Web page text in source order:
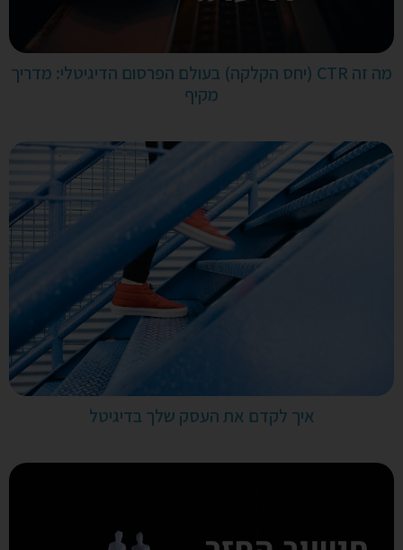
מה זה CTR (יחס הקלקה) בעולם הפרסום הדיגיטלי: מדריך
מקיף
איך לקדם את העסק שלך בדיגיטל